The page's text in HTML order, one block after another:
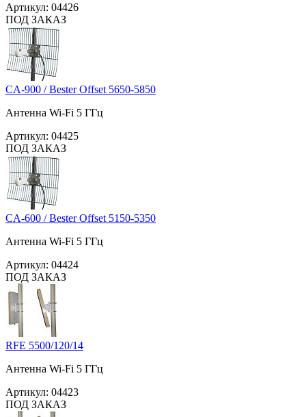
Артикул: 04426
ПОД ЗАКАЗ
CA-900 / Bester Offset 5650-5850
Антенна Wi-Fi 5 ГГц
Артикул: 04425
ПОД ЗАКАЗ
CA-600 / Bester Offset 5150-5350
Антенна Wi-Fi 5 ГГц
Артикул: 04424
ПОД ЗАКАЗ
RFE 5500/120/14
Антенна Wi-Fi 5 ГГц
Артикул: 04423
ПОД ЗАКАЗ